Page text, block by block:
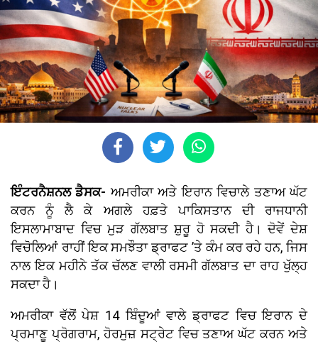
ਇੰਟਰਨੈਸ਼ਨਲ ਡੈਸਕ- ਅਮਰੀਕਾ ਅਤੇ ਇਰਾਨ ਵਿਚਾਲੇ ਤਣਾਅ ਘੱਟ
ਕਰਨ ਨੂੰ ਲੈ ਕੇ ਅਗਲੇ ਹਫ਼ਤੇ ਪਾਕਿਸਤਾਨ ਦੀ ਰਾਜਧਾਨੀ
ਇਸਲਾਮਾਬਾਦ ਵਿਚ ਮੁੜ ਗੱਲਬਾਤ ਸ਼ੁਰੂ ਹੋ ਸਕਦੀ ਹੈ। ਦੋਵੇਂ ਦੇਸ਼
ਵਿਚੋਲਿਆਂ ਰਾਹੀਂ ਇਕ ਸਮਝੌਤਾ ਡ੍ਰਾਫਟ ’ਤੇ ਕੰਮ ਕਰ ਰਹੇ ਹਨ, ਜਿਸ
ਨਾਲ ਇਕ ਮਹੀਨੇ ਤੱਕ ਚੱਲਣ ਵਾਲੀ ਰਸਮੀ ਗੱਲਬਾਤ ਦਾ ਰਾਹ ਖੁੱਲ੍ਹ
ਸਕਦਾ ਹੈ।
ਅਮਰੀਕਾ ਵੱਲੋਂ ਪੇਸ਼ 14 ਬਿੰਦੂਆਂ ਵਾਲੇ ਡ੍ਰਾਫਟ ਵਿਚ ਇਰਾਨ ਦੇ
ਪ੍ਰਮਾਣੂ ਪ੍ਰੋਗਰਾਮ, ਹੋਰਮੁਜ਼ ਸਟ੍ਰੇਟ ਵਿਚ ਤਣਾਅ ਘੱਟ ਕਰਨ ਅਤੇ